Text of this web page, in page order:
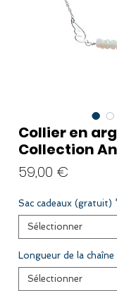
Collier en
Collection
59,00 €
Sac cadeaux (gratuit)
Longueur de la chaîne